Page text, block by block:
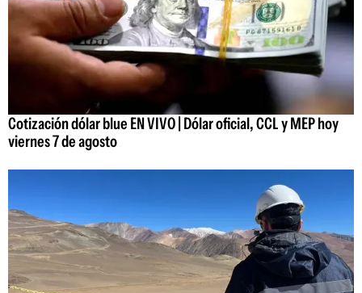
Cotización dólar blue EN VIVO | Dólar oficial, CCL y MEP hoy
viernes 7 de agosto